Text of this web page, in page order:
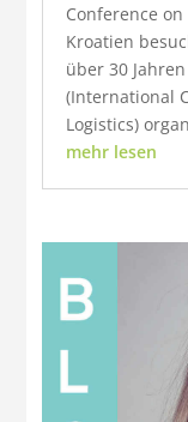
Conference
Kroatien
über 30
(International
Logistics)
mehr lesen